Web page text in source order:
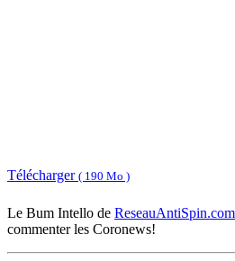
Télécharger ( 190 Mo )
Le Bum Intello de ReseauAntiSpin.com
commenter les Coronews!